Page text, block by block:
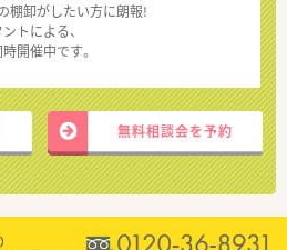
棚卸がしたい方に朗報!
トによる、
開催中です。
無料相談会を予約